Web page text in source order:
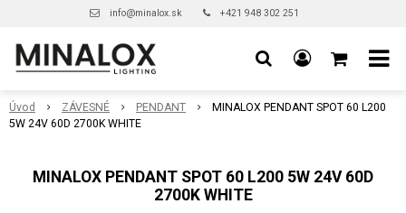
info@minalox.sk +421 948 302 251
Úvod ZÁVESNÉ PENDANT
MINALOX PENDANT SPOT 60 L200
5W 24V 60D 2700K WHITE
MINALOX PENDANT SPOT 60 L200 5W 24V 60D
2700K WHITE